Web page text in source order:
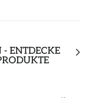
- ENTDECKE